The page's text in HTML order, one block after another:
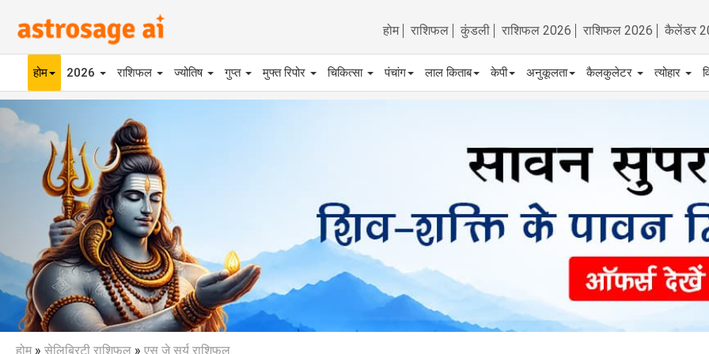
होम राशिफल कुंडली राशिफल 2026 राशिफल 2026 कैलेंडर
होम 2026 राशिफल ज्योतिष गुप्त मुफ्त रिपोर चिकित्सा पंचांग लाल किताब केपी अनुकूलता कैलकुलेटर त्योहार
Previous
होम» सेलिब्रिटी राशिफल » एस जे सूर्य राशिफल